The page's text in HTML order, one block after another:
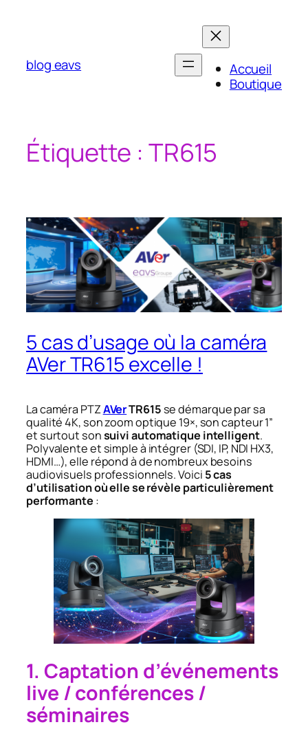
blog eavs
Accueil
Boutique
Étiquette : TR615
5 cas d’usage où la caméra
AVer TR615 excelle !
La caméra PTZAVerTR615 se démarque par sa
qualité 4K, son zoom optique 19×, son capteur 1”
et surtout sonsuivi automatique intelligent.
Polyvalente et simple à intégrer (SDI, IP, NDI HX3,
HDMI…), elle répond à de nombreux besoins
audiovisuels professionnels. Voici 5 cas
d’utilisation où elle se révèle particulièrement
performante :
1. Captation d’événements
live / conférences /
séminaires